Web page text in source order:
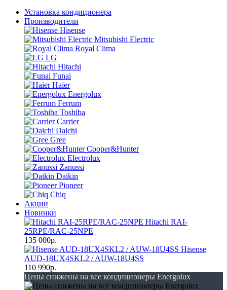
Установка кондиционера
Производители
Hisense
Mitsubishi Electric
Royal Clima
LG
Hitachi
Funai
Haier
Energolux
Ferrum
Toshiba
Carrier
Daichi
Gree
Cooper&Hunter
Electrolux
Zanussi
Daikin
Pioneer
Chiq
Акции
Новинки
Hitachi RAI-
25RPE/RAC-25NPE
135 000р.
Hisense
AUD-18UX4SKL2 / AUW-18U4SS
110 990р.
Цены снижены на все кондиционеры Energolux